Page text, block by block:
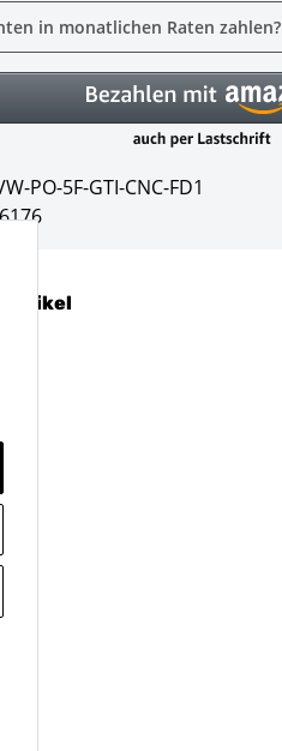
in monatlichen Raten zahlen?
PO-5F-GTI-CNC-FD1
Artikel